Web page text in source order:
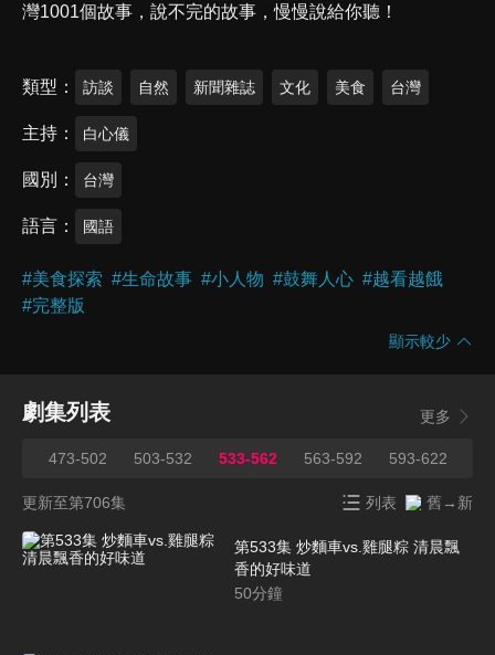
灣1001個故事，說不完的故事，慢慢說給你聽！
類型 訪談 自然 新聞雜誌 文化 美食 台灣
主持 白心儀
國別 台灣
語言 國語
#美食探索 #生命故事 #小人物 #鼓舞人心 #越看越餓
#完整版
顯示較少
劇集列表 更多
473-502 503-532 533-562 563-592 593-622
更新至第706集 列表 舊→新
第533集 炒麵車vs.雞腿粽 清晨飄
香的好味道
50分鐘